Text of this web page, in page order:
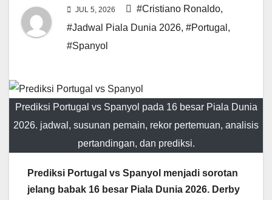
JUL 5, 2026 #Cristiano Ronaldo,
#Jadwal Piala Dunia 2026, #Portugal ,
#Spanyol
Prediksi Portugal vs Spanyol pada 16 besar Piala Dunia
2026. jadwal, susunan pemain, rekor pertemuan, analisis
pertandingan, dan prediksi.
Prediksi Portugal vs Spanyol menjadi sorotan
jelang babak 16 besar Piala Dunia 2026. Derby